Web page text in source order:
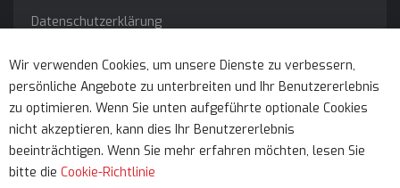
Datenschutzerklärung
Service
Wir verwenden Cookies, um unsere Dienste zu verbessern,
persönliche Angebote zu unterbreiten und Ihr Benutzererlebnis
zu optimieren. Wenn Sie unten aufgeführte optionale Cookies
nicht akzeptieren, kann dies Ihr Benutzererlebnis
beeinträchtigen. Wenn Sie mehr erfahren möchten, lesen Sie
bitte die Cookie-Richtlinie